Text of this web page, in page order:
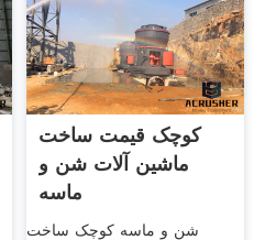
کوچک قیمت ساخت
ماشین آلات شن و
ماسه
شن و ماسه کوچک ساخت